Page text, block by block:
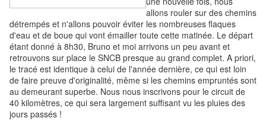
allons rouler sur des chemins
détrempés et n'allons pouvoir éviter les nombreuses flaques
d'eau et de boue qui vont émailler toute cette matinée. Le départ
étant donné à 8h30, Bruno et moi arrivons un peu avant et
retrouvons sur place le SNCB presque au grand complet. A priori,
le tracé est identique à celui de l'année dernière, ce qui est loin
de faire preuve d'originalité, même si les chemins empruntés sont
au demeurant superbe. Nous nous inscrivons pour le circuit de
40 kilomètres, ce qui sera largement suffisant vu les pluies des
jours passés !